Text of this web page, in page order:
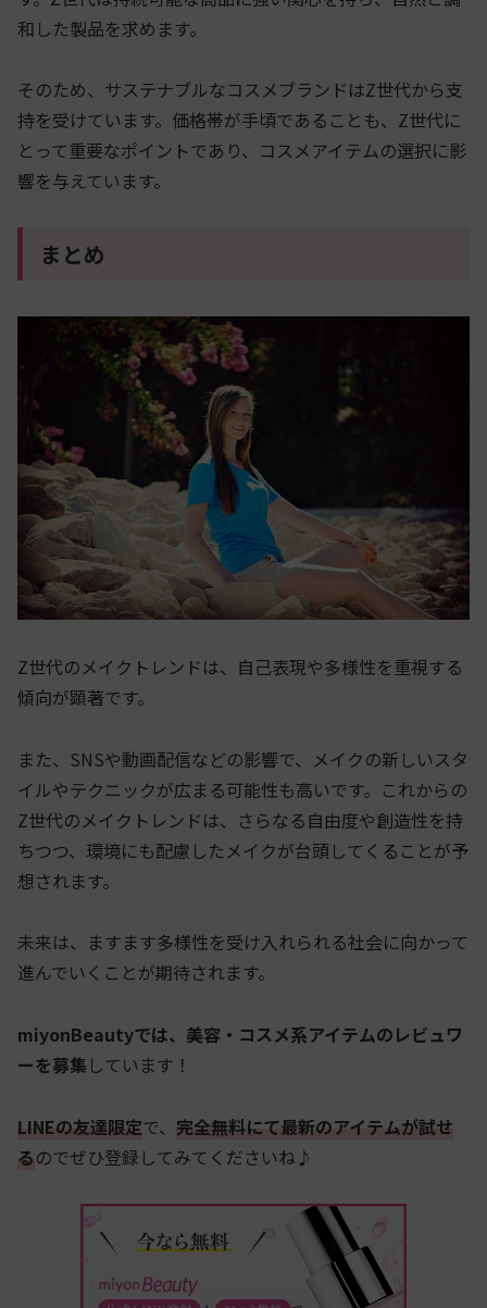
和した製品を求めます。
そのため、サステナブルなコスメブランドはZ世代から支
持を受けています。価格帯が手頃であることも、Z世代に
とって重要なポイントであり、コスメアイテムの選択に影
響を与えています。
まとめ
Z世代のメイクトレンドは、自己表現や多様性を重視する
傾向が顕著です。
また、SNSや動画配信などの影響で、メイクの新しいスタ
イルやテクニックが広まる可能性も高いです。これからの
Z世代のメイクトレンドは、さらなる自由度や創造性を持
ちつつ、環境にも配慮したメイクが台頭してくることが予
想されます。
未来は、ますます多様性を受け入れられる社会に向かって
進んでいくことが期待されます。
miyonBeautyでは、美容・コスメ系アイテムのレビュワ
ーを募集 しています！
LINEの友達限定で、 完全無料にて最新のアイテムが試せ
るのでぜひ登録してみてくださいね♪